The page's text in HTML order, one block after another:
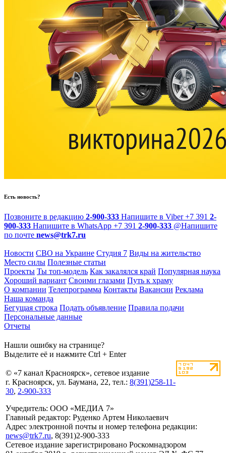
Есть новость?
Позвоните в редакцию 2-900-333 Напишите в Viber +7 391 2-
900-333 Напишите в WhatsApp +7 391 2-900-333 @Напишите
по почте news@trk7.ru
Новости СВО на Украине Студия 7 Виды на жительство
Место силы Полезные статьи
Проекты Ты топ-модель Как закалялся край Популярная наука
Хороший вариант Своими глазами Путь к храму
О компании Телепрограмма Контакты Вакансии Реклама
Наша команда
Бегущая строка Подать объявление Правила подачи
Персональные данные
Отчеты
Нашли ошибку на странице?
Выделите её и нажмите Ctrl + Enter
© «7 канал Красноярск», сетевое издание
г. Красноярск, ул. Баумана, 22, тел.: 8(391)258-11-
30, 2-900-333
Учредитель: ООО «МЕДИА 7»
Главный редактор: Руденко Артем Николаевич
Адрес электронной почты и номер телефона редакции:
news@trk7.ru, 8(391)2-900-333
Сетевое издание зарегистрировано Роскомнадзором